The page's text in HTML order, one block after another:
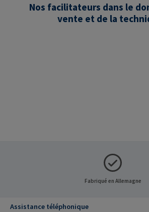
Nos facilitateurs dans le
vente et de la
Fabriqué en Allemagne
Assistance téléphonique